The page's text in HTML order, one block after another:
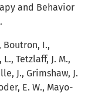
and Behavior
Boutron, I.,
Tetzlaff, J. M.,
J., Grimshaw, J.
E. W., Mayo-